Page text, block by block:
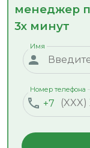
менеджер
3х минут
Имя
+7
Номер телефона